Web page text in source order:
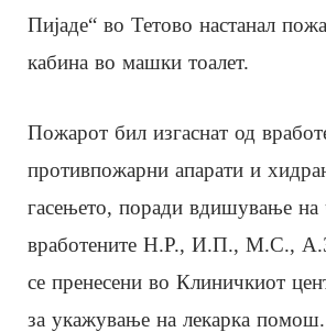
Пијаде“ во Тетово настанал
кабина во машки тоалет.
Пожарот бил изгаснат од
противпожарни апарати и
гасењето, поради вдишување на
вработените Н.Р., И.П., М.С.,
се пренесени во Клиничкиот
за укажување на лекарка помош.